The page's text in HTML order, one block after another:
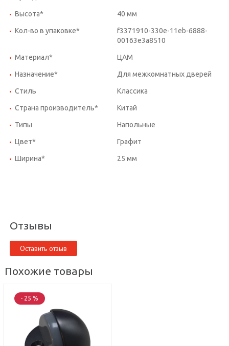
Высота* 40 мм
Кол-во в упаковке*
f3371910-330e-11eb-6888-
00163e3a8510
Материал* ЦАМ
Назначение* Для межкомнатных дверей
Стиль Классика
Страна производитель* Китай
Типы Напольные
Цвет* Графит
Ширина* 25 мм
Отзывы
Оставить отзыв
Похожие товары
- 25 %